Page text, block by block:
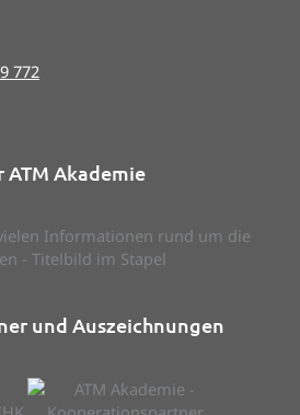
772
Akademie
und Auszeichnungen